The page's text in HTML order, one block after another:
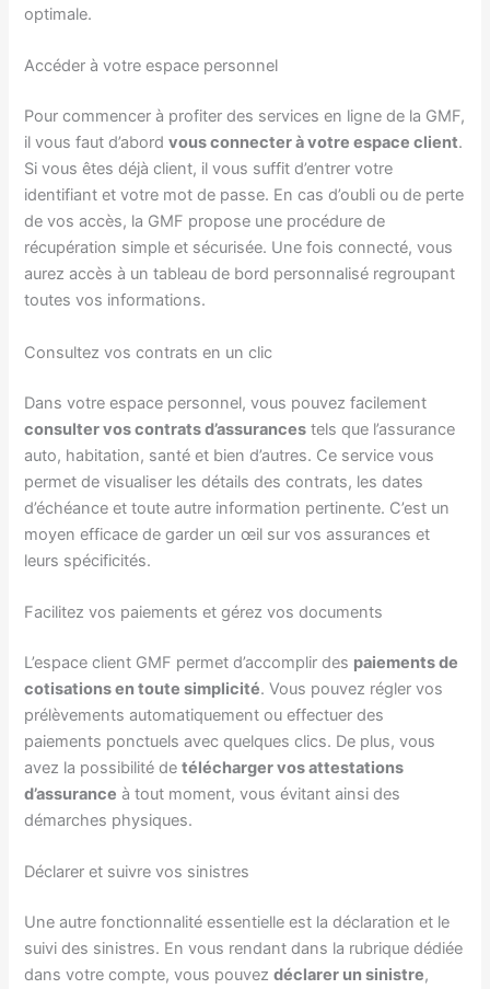
optimale.
Accéder à votre espace personnel
Pour commencer à profiter des services en ligne de la GMF,
il vous faut d’abordvous connecter à votre espace client.
Si vous êtes déjà client, il vous suffit d’entrer votre
identifiant et votre mot de passe. En cas d’oubli ou de perte
de vos accès, la GMF propose une procédure de
récupération simple et sécurisée. Une fois connecté, vous
aurez accès à un tableau de bord personnalisé regroupant
toutes vos informations.
Consultez vos contrats en un clic
Dans votre espace personnel, vous pouvez facilement
consulter vos contrats d’assurances tels que l’assurance
auto, habitation, santé et bien d’autres. Ce service vous
permet de visualiser les détails des contrats, les dates
d’échéance et toute autre information pertinente. C’est un
moyen efficace de garder un œil sur vos assurances et
leurs spécificités.
Facilitez vos paiements et gérez vos documents
L’espace client GMF permet d’accomplir des paiements de
cotisations en toute simplicité. Vous pouvez régler vos
prélèvements automatiquement ou effectuer des
paiements ponctuels avec quelques clics. De plus, vous
avez la possibilité detélécharger vos attestations
d’assurance à tout moment, vous évitant ainsi des
démarches physiques.
Déclarer et suivre vos sinistres
Une autre fonctionnalité essentielle est la déclaration et le
suivi des sinistres. En vous rendant dans la rubrique dédiée
dans votre compte, vous pouvezdéclarer un sinistre,